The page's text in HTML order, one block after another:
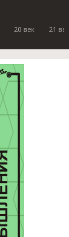
20 век 21 век